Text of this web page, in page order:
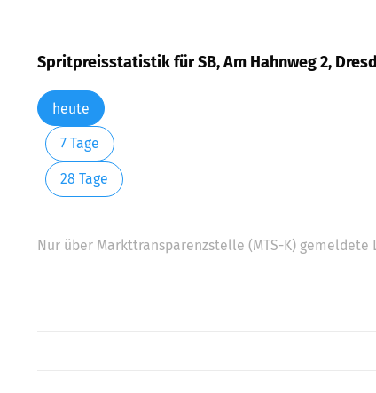
Spritpreisstatistik für SB, Am Hahnweg 2,
heute
7 Tage
28 Tage
Nur über Markttransparenzstelle (MTS-K)